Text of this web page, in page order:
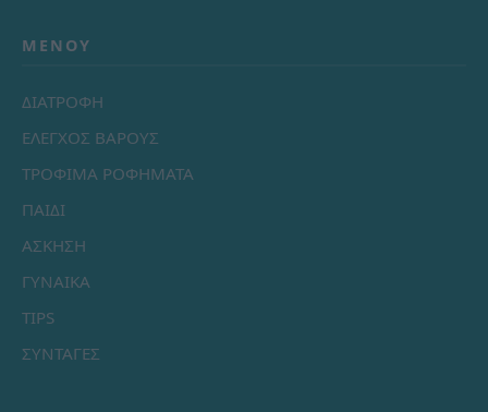
ΜΕΝΟΎ
ΔΙΑΤΡΟΦΗ
ΕΛΕΓΧΟΣ ΒΑΡΟΥΣ
ΤΡΟΦΙΜΑ ΡΟΦΗΜΑΤΑ
ΠΑΙΔΙ
ΑΣΚΗΣΗ
ΓΥΝΑΙΚΑ
TIPS
ΣΥΝΤΑΓΕΣ